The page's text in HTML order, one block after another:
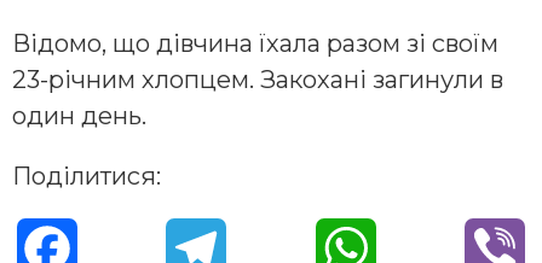
Відомо, що дівчина їхала разом зі своїм
23-річним хлопцем. Закохані загинули в
один день.
Поділитися: